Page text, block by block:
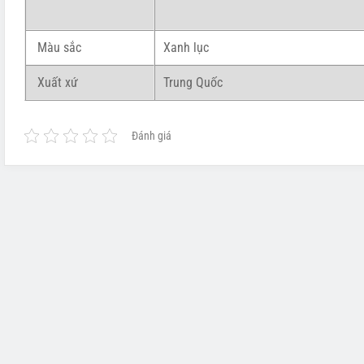
Màu sắc Xanh lục
Xuất xứ Trung Quốc
Đánh giá